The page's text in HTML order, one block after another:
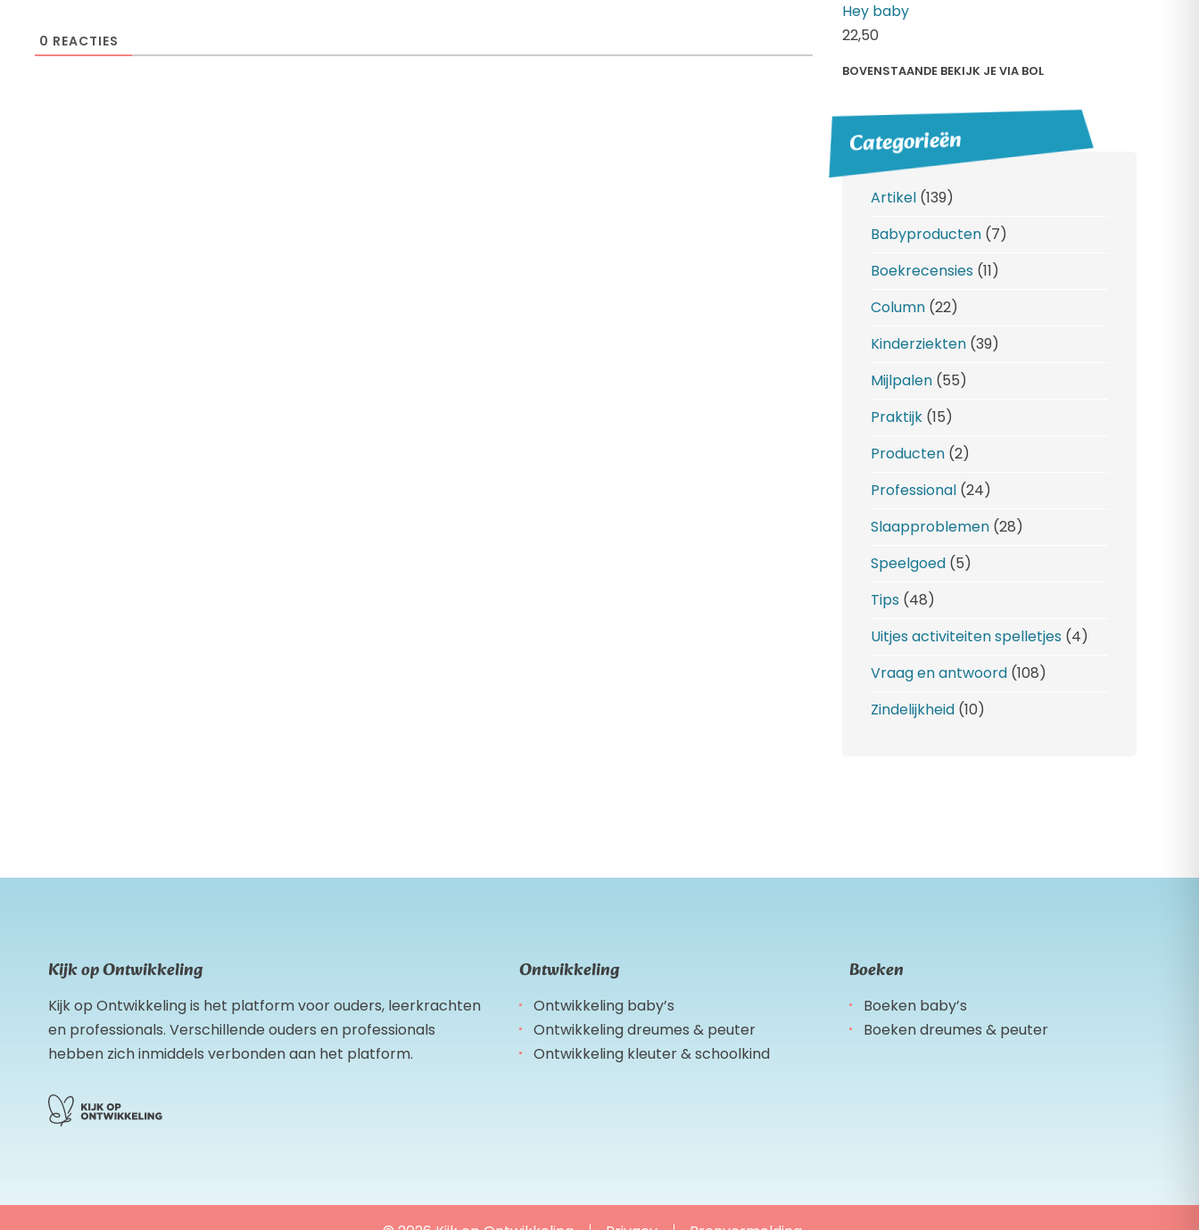
0 REACTIES
Hey baby
22,50
BOVENSTAANDE BEKIJK JE VIA BOL
Categorieën
Artikel (139)
Babyproducten (7)
Boekrecensies (11)
Column (22)
Kinderziekten (39)
Mijlpalen (55)
Praktijk (15)
Producten (2)
Professional (24)
Slaapproblemen (28)
Speelgoed (5)
Tips (48)
Uitjes activiteiten spelletjes (4)
Vraag en antwoord (108)
Zindelijkheid (10)
Kijk op Ontwikkeling
Kijk op Ontwikkeling is het platform voor ouders, leerkrachten
en professionals. Verschillende ouders en professionals
hebben zich inmiddels verbonden aan het platform.
Ontwikkeling
Ontwikkeling baby’s
Ontwikkeling dreumes & peuter
Ontwikkeling kleuter & schoolkind
Boeken
Boeken baby’s
Boeken dreumes & peuter